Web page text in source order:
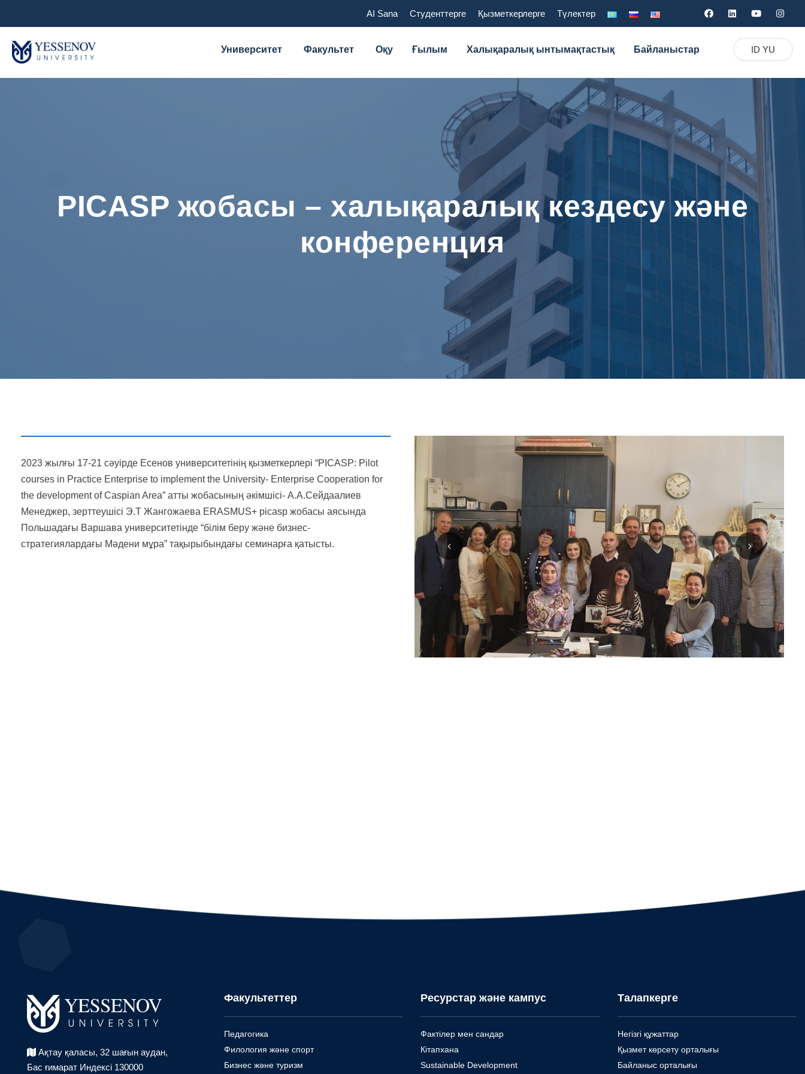
AI Sana Студенттерге Қызметкерлерге Түлектер
Университет Факультет Оқу Ғылым Халықаралық ынтымақтастық Байланыстар ID YU
PICASP жобасы – халықаралық кездесу және
конференция
2023 жылғы 17-21 сәуірде Есенов университетінің қызметкерлері “PICASP: Pilot
courses in Practice Enterprise to implement the University- Enterprise Cooperation for
the development of Caspian Area” атты жобасының әкімшісі- А.А.Сейдаалиев
Менеджер, зерттеушісі Э.Т Жангожаева ERASMUS+ picasp жобасы аясында
Польшадағы Варшава университетінде “білім беру және бизнес-
стратегиялардағы Мәдени мұра” тақырыбындағы семинарға қатысты.
Ақтау қаласы, 32 шағын аудан,
Бас ғимарат Индексі 130000
Факультеттер
Педагогика
Филология және спорт
Бизнес және туризм
Ресурстар және кампус
Фактілер мен сандар
Кітапхана
Sustainable Development
Талапкерге
Негізгі құжаттар
Қызмет көрсету орталығы
Байланыс орталығы